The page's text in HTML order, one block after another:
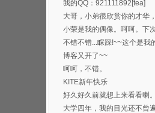
我的QQ：921111892[tea]
大哥，小弟很欣赏你的才华
喜欢你博客的这首背景...
小荣是我的偶像。呵呵。下
弄这样的空间。呵呵
不错不错...睬踩!~~这个是我
http://h...
博客又开了~~
呵呵，不错。
KITE新年快乐
好久好久前就想上来看看喇
过总是打开了首页进不...
大学四年，我的目光还不曾